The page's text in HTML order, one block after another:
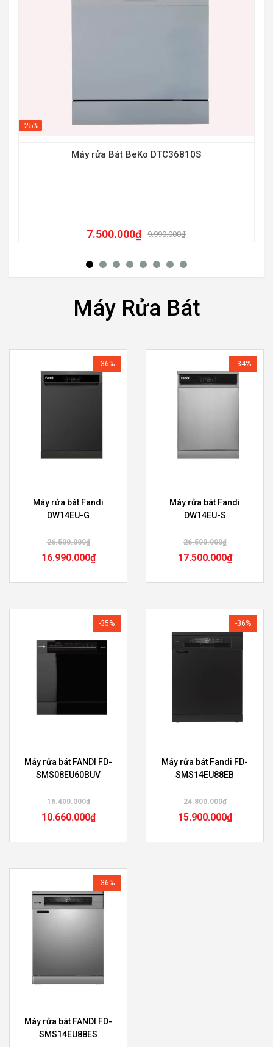
-25%
Máy rửa Bát BeKo DTC36810S
9.990.000₫
7.500.000₫
Máy Rửa Bát
-36%
Máy rửa bát Fandi
DW14EU-G
26.500.000₫
16.990.000₫
-34%
Máy rửa bát Fandi
DW14EU-S
26.500.000₫
17.500.000₫
-35%
Máy rửa bát FANDI FD-
SMS08EU60BUV
16.400.000₫
10.660.000₫
-36%
Máy rửa bát Fandi FD-
SMS14EU88EB
24.800.000₫
15.900.000₫
-36%
Máy rửa bát FANDI FD-
SMS14EU88ES